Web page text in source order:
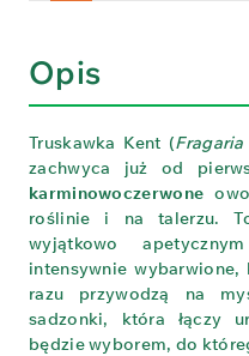
Opis
Truskawka Kent (
zachwyca już od
karminowoczerwone
roślinie i na talerzu.
wyjątkowo
intensywnie
razu przywodzą na
sadzonki, która łączy
będzie wyborem, do